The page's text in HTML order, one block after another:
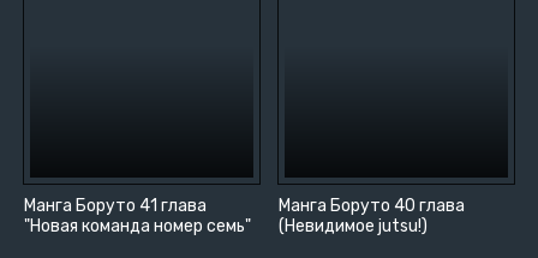
Манга Боруто 41 глава
"Новая команда номер семь"
Манга Боруто 40 глава
(Невидимое jutsu!)